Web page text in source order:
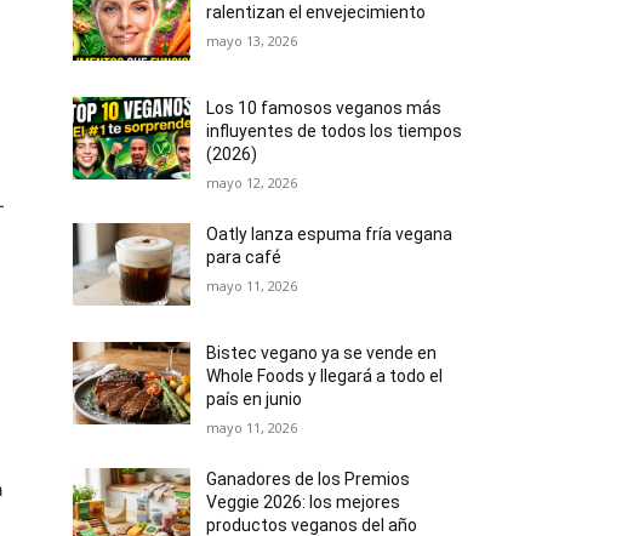
ralentizan el envejecimiento
mayo 13, 2026
Los 10 famosos veganos más
influyentes de todos los tiempos
(2026)
mayo 12, 2026
Oatly lanza espuma fría vegana
para café
mayo 11, 2026
Bistec vegano ya se vende en
Whole Foods y llegará a todo el
país en junio
mayo 11, 2026
Ganadores de los Premios
Veggie 2026: los mejores
productos veganos del año